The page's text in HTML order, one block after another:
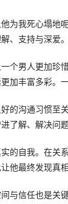
为我死心塌地
、支持与深爱。
个男人更加珍
加丰富多彩。
的沟通习惯至
了解、解决问
的自我。在关
他最终发现真
与信任也是关